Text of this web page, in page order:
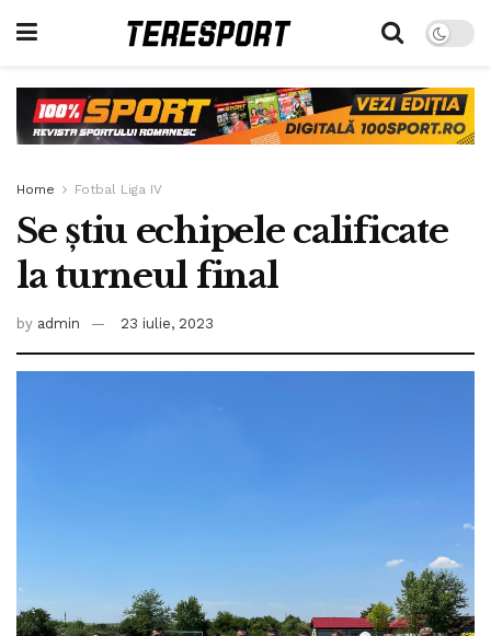
Home Fotbal Liga IV
Se știu echipele calificate
la turneul final
by admin 23 iulie, 2023